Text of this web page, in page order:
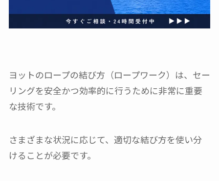
ヨットのロープの結び方（ロープワーク）は、セー
リングを安全かつ効率的に行うために非常に重要
な技術です。
さまざまな状況に応じて、適切な結び方を使い分
けることが必要です。